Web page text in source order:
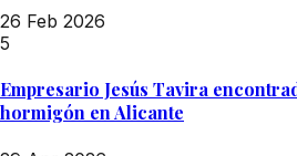
26 Feb 2026
5
Empresario Jesús Tavira
hormigón en Alicante